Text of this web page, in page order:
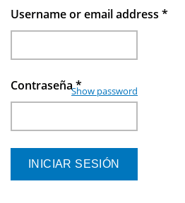
Username or email address *
Contraseña*
Show password